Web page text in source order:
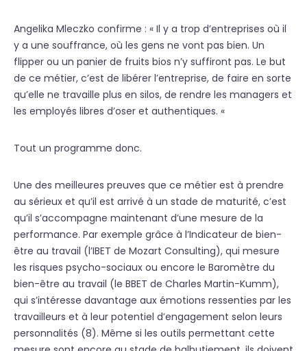
Angelika Mleczko confirme : « Il y a trop d’entreprises où il
y a une souffrance, où les gens ne vont pas bien. Un
flipper ou un panier de fruits bios n’y suffiront pas. Le but
de ce métier, c’est de libérer l’entreprise, de faire en sorte
qu’elle ne travaille plus en silos, de rendre les managers et
les employés libres d’oser et authentiques. «
Tout un programme donc.
Une des meilleures preuves que ce métier est à prendre
au sérieux et qu’il est arrivé à un stade de maturité, c’est
qu’il s’accompagne maintenant d’une mesure de la
performance. Par exemple grâce à l’Indicateur de bien-
être au travail (l’IBET de Mozart Consulting), qui mesure
les risques psycho-sociaux ou encore le Baromètre du
bien-être au travail (le BBET de Charles Martin-Kumm),
qui s’intéresse davantage aux émotions ressenties par les
travailleurs et à leur potentiel d’engagement selon leurs
personnalités (8). Même si les outils permettant cette